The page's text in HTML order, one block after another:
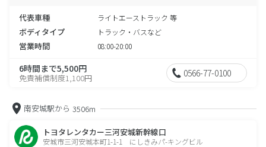
代表車種 ライトエーストラック 等
ボディタイプ トラック・バスなど
営業時間 08:00-20:00
6時間まで5,500円
免責補償制度1,100円 0566-77-0100
南安城駅から 3506m
トヨタレンタカー三河安城新幹線口
安城市三河安城本町1-1-1 にしきみパ-キングビル